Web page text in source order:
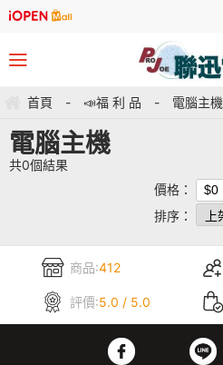
首頁 - 📣福 利 品 - 電腦主機
電腦主機
共0個結果
價格：
排序：
商品:412
評價:5.0 / 5.0